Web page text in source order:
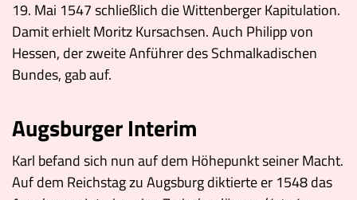
19. Mai 1547 schließlich die Wittenberger Kapitulation.
Damit erhielt Moritz Kursachsen. Auch Philipp von
Hessen, der zweite Anführer des Schmalkadischen
Bundes, gab auf.
Augsburger Interim
Karl befand sich nun auf dem Höhepunkt seiner Macht.
Auf dem Reichstag zu Augsburg diktierte er 1548 das